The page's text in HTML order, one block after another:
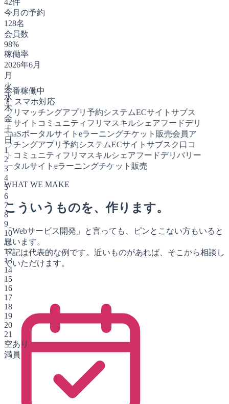
42件
今月の予約
128名
会員数
98%
稼働率
2026年6月
月
火
水
木
金
土
日
1
2
3
4
5
6
7
8
9
10
11
12
13
14
15
16
17
18
19
20
21
空あり
満員
本番稼働中
📱 スマホ対応
プリマッチングアプリ予約システムECサイトサブス
ミサイトコミュニティフリマスキルシェアフードデリ
SaaSポータルサイトeラーニングチケット販売会員ア
ッチングアプリ予約システムECサイトサブスク口コ
トコミュニティフリマスキルシェアフードデリバリー
ータルサイトeラーニングチケット販売
WHAT WE MAKE
こういうものを、作ります。
「Webサービス開発」と言っても、ピンとこない方もいると
思います。
下記は代表的な例です。近いものがあれば、そこから相談し
ていただけます。